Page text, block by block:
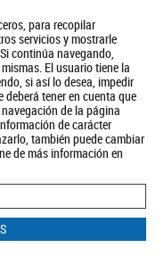
para recopilar
servicios y mostrarle
continúa navegando,
El usuario tiene la
si así lo desea, impedir
tener en cuenta que
de la página
de carácter
también puede cambiar
de más información en
de Privacidad Aviso Legal
Política de Cookies
BUSCAR